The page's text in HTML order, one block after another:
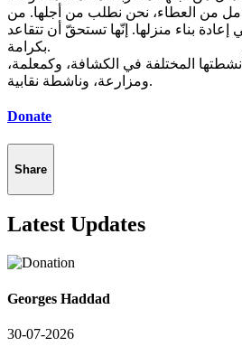
من العطاء، نحن نطلب من أجلها. من
بناء منزلها. إنّها تستحقّ أن تتقاعد
بكرامة.
ومزارعة، وناشطة نقابية.
Donate
Share
Latest Updates
Georges Haddad
30-07-2026